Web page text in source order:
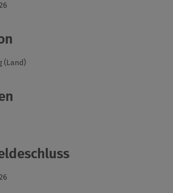
(Land)